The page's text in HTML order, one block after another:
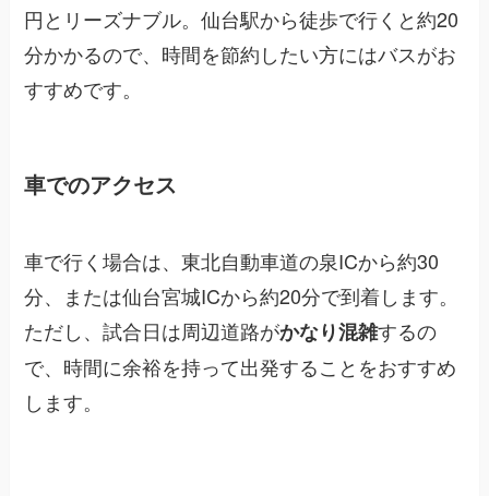
円とリーズナブル。仙台駅から徒歩で行くと約20
分かかるので、時間を節約したい方にはバスがお
すすめです。
車でのアクセス
車で行く場合は、東北自動車道の泉ICから約30
分、または仙台宮城ICから約20分で到着します。
ただし、試合日は周辺道路がかなり混雑するの
で、時間に余裕を持って出発することをおすすめ
します。